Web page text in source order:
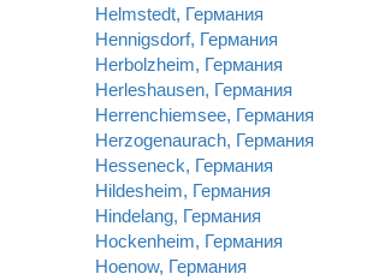
Helmstedt, Германия
Hennigsdorf, Германия
Herbolzheim, Германия
Herleshausen, Германия
Herrenchiemsee, Германия
Herzogenaurach, Германия
Hesseneck, Германия
Hildesheim, Германия
Hindelang, Германия
Hockenheim, Германия
Hoenow, Германия